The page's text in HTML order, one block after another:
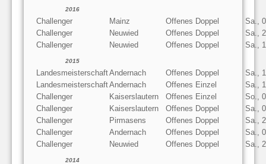
2016
Challenger Mainz Offenes Doppel
Sa.,
Challenger
Neuwied Offenes Doppel
Sa.,
Challenger
Neuwied Offenes Doppel Sa.,
2015
LandesmeisterschaftAndernach Offenes Doppel
Sa.,
LandesmeisterschaftAndernach Offenes Einzel
Sa.,
Challenger
Kaiserslautern Offenes Einzel
So.,
Challenger
Kaiserslautern Offenes Doppel
Sa.,
Challenger
Pirmasens Offenes Doppel
Sa.,
Challenger
Andernach Offenes Doppel
Sa.,
Challenger
Neuwied Offenes Doppel Sa.,
2014